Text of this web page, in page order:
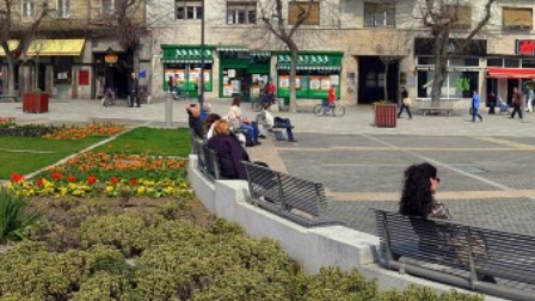
ESZKÖZÖK
ÉRTÉKESÍTÉSÉRE
SZÁNKÓPÁLYA
MŰJÉGPÁLYA